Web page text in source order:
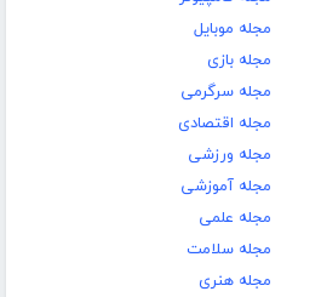
مجله موبایل
مجله بازی
مجله سرگرمی
مجله اقتصادی
مجله ورزشی
مجله آموزشی
مجله علمی
مجله سلامت
مجله هنری